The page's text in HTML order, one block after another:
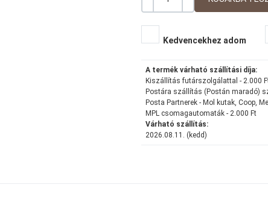
Mennyiség
Kedvencekhez adom
A termék várható szállítási díja:
Kiszállítás futárszolgálattal - 2.000
Postára szállítás (Postán maradó)
Posta Partnerek - Mol kutak, Coop,
MPL csomagautomaták - 2.000 Ft
Várható szállítás:
2026.08.11. (kedd)